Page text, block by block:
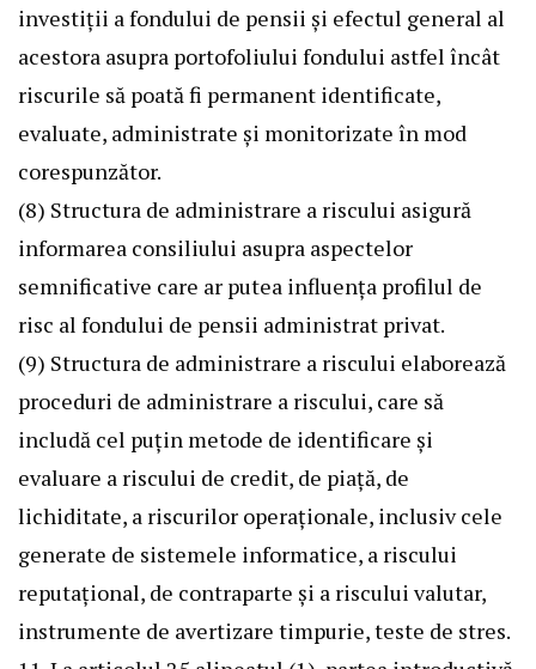
investiții a fondului de pensii și efectul general al
acestora asupra portofoliului fondului astfel încât
riscurile să poată fi permanent identificate,
evaluate, administrate și monitorizate în mod
corespunzător.
(8) Structura de administrare a riscului asigură
informarea consiliului asupra aspectelor
semnificative care ar putea influența profilul de
risc al fondului de pensii administrat privat.
(9) Structura de administrare a riscului elaborează
proceduri de administrare a riscului, care să
includă cel puțin metode de identificare și
evaluare a riscului de credit, de piață, de
lichiditate, a riscurilor operaționale, inclusiv cele
generate de sistemele informatice, a riscului
reputațional, de contraparte și a riscului valutar,
instrumente de avertizare timpurie, teste de stres.